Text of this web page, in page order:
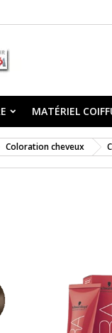
MATÉRIEL
Coloration cheveux